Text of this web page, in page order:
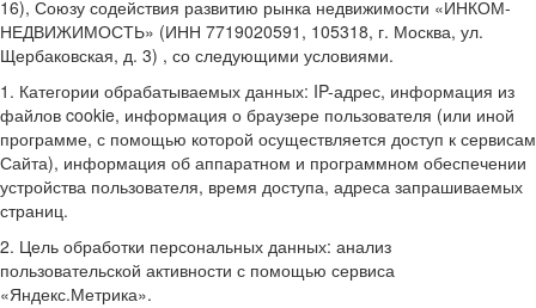
16), Союзу содействия развитию рынка недвижимости «ИНКОМ-
НЕДВИЖИМОСТЬ» (ИНН 7719020591, 105318, г. Москва, ул.
Щербаковская, д. 3) , со следующими условиями.
1. Категории обрабатываемых данных: IP-адрес, информация из
файлов cookie, информация о браузере пользователя (или иной
программе, с помощью которой осуществляется доступ к сервисам
Сайта), информация об аппаратном и программном обеспечении
устройства пользователя, время доступа, адреса запрашиваемых
страниц.
2. Цель обработки персональных данных: анализ
пользовательской активности с помощью сервиса
«Яндекс.Метрика».